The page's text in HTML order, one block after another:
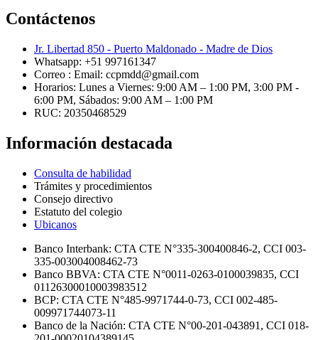
Contáctenos
Jr. Libertad 850 - Puerto Maldonado - Madre de Dios
Whatsapp: +51 997161347
Correo : Email: ccpmdd@gmail.com
Horarios: Lunes a Viernes: 9:00 AM – 1:00 PM, 3:00 PM -
6:00 PM, Sábados: 9:00 AM – 1:00 PM
RUC: 20350468529
Información destacada
Consulta de habilidad
Trámites y procedimientos
Consejo directivo
Estatuto del colegio
Ubicanos
Banco Interbank: CTA CTE N°335-300400846-2, CCI 003-
335-003004008462-73
Banco BBVA: CTA CTE N°0011-0263-0100039835, CCI
01126300010003983512
BCP: CTA CTE N°485-9971744-0-73, CCI 002-485-
009971744073-11
Banco de la Nación: CTA CTE N°00-201-043891, CCI 018-